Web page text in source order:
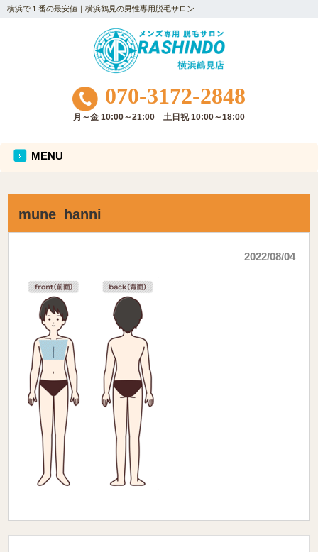
横浜で１番の最安値｜横浜鶴見の男性専用脱毛サロン
070-3172-2848
月～金 10:00～21:00 土日祝 10:00～18:00
MENU
mune_hanni
2022/08/04